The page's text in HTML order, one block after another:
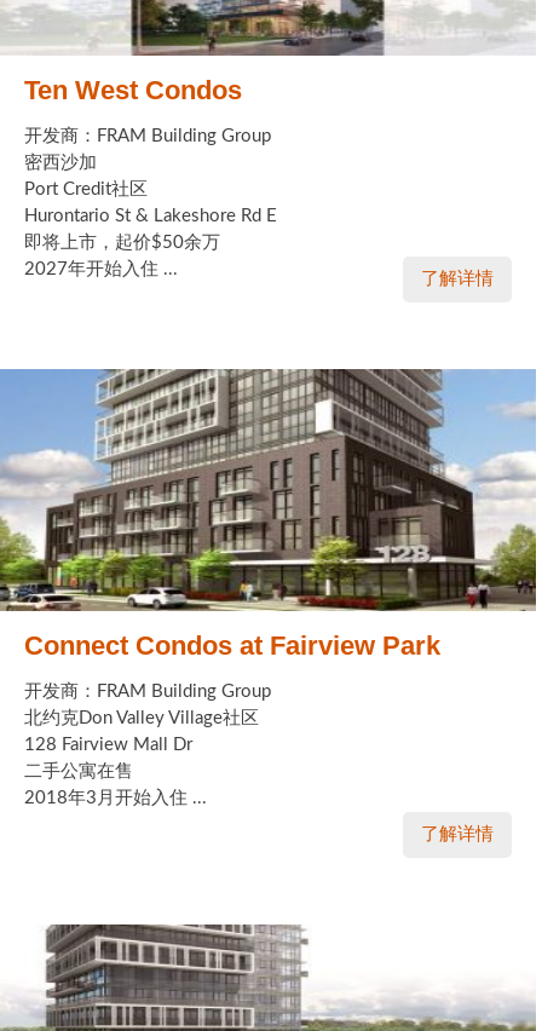
新居民
留学生指南
加拿大房地产网站
加拿大银行贷款机构
大多伦多交通网络
常用查询工具
地产杂谈
走近加拿大
加拿大的历史文化
加拿大社会保险系统
吃货眼中的加拿大地图
Ten West Condos
开发商：FRAM Building Group
密西沙加
Port Credit社区
Hurontario St & Lakeshore Rd E
即将上市，起价$50余万
2027年开始入住 ...
了解详情
Connect Condos at Fairview Park
开发商：FRAM Building Group
北约克Don Valley Village社区
128 Fairview Mall Dr
二手公寓在售
2018年3月开始入住 ...
了解详情